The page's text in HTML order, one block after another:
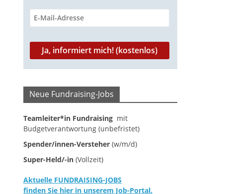
Neue Fundraising-Jobs
Teamleiter*in Fundraising mit
Budgetverantwortung (unbefristet)
Spender/innen-Versteher (w/m/d)
Super-Held/-in (Vollzeit)
Aktuelle FUNDRAISING-JOBS
finden Sie hier in unserem Job-Portal.